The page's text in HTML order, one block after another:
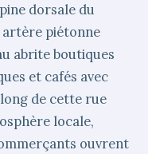
dorsale du
artère piétonne
abrite boutiques
et cafés avec
de cette rue
locale,
ouvrent